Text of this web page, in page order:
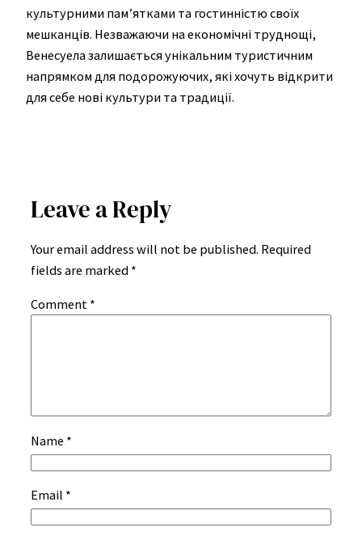
культурними пам’ятками та гостинністю своїх
мешканців. Незважаючи на економічні труднощі,
Венесуела залишається унікальним туристичним
напрямком для подорожуючих, які хочуть відкрити
для себе нові культури та традиції.
Leave a Reply
Your email address will not be published. Required
fields are marked *
Comment *
Name *
Email *